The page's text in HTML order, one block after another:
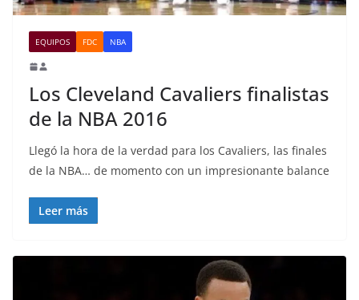
EQUIPOS FDC NBA
Los Cleveland Cavaliers finalistas
de la NBA 2016
Llegó la hora de la verdad para los Cavaliers, las finales
de la NBA… de momento con un impresionante balance
Leer más